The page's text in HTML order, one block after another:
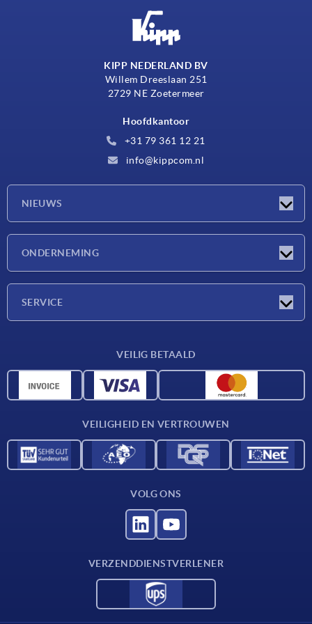
KIPP NEDERLAND BV
Willem Dreeslaan 251
2729 NE Zoetermeer
Hoofdkantoor
+31 79 361 12 21
info@kippcom.nl
NIEUWS
ONDERNEMING
SERVICE
CAD-gegevens
VEILIG BETAALD
VEILIGHEID EN VERTROUWEN
VOLG ONS
VERZENDDIENSTVERLENER